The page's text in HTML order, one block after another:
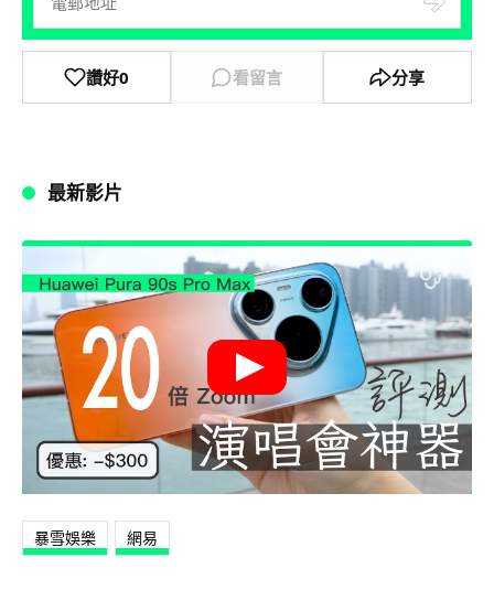
讚好0 看留言 分享
最新影片
暴雪娛樂 網易